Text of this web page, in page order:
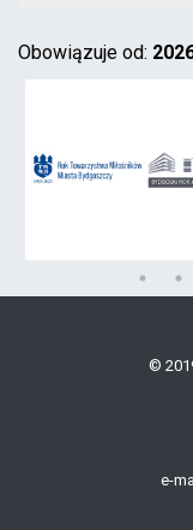
Obowiązuje od:
©
e-